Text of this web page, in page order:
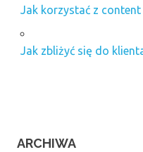
Jak korzystać z
Jak zbliżyć się do
ARCHIWA